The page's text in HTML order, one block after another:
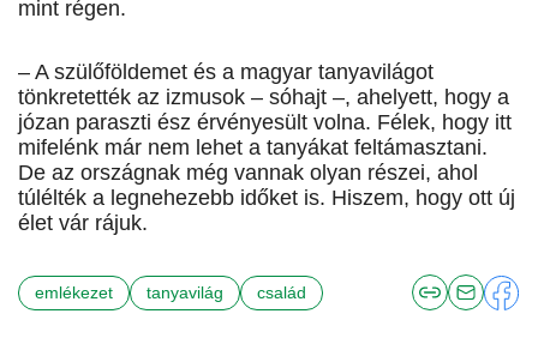
mint régen.
– A szülőföldemet és a magyar tanyavilágot
tönkretették az izmusok – sóhajt –, ahelyett, hogy a
józan paraszti ész érvényesült volna. Félek, hogy itt
mifelénk már nem lehet a tanyákat feltámasztani.
De az országnak még vannak olyan részei, ahol
túlélték a legnehezebb időket is. Hiszem, hogy ott új
élet vár rájuk.
emlékezet tanyavilág család